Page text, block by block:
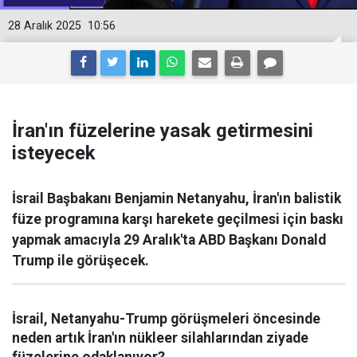
10:56
28 Aralık 2025
İran'ın füzelerine yasak getirmesini
isteyecek
İsrail Başbakanı Benjamin Netanyahu, İran'ın balistik
füze programına karşı harekete geçilmesi için baskı
yapmak amacıyla 29 Aralık'ta ABD Başkanı Donald
Trump ile görüşecek.
İsrail, Netanyahu-Trump görüşmeleri öncesinde
neden artık İran'ın nükleer silahlarından ziyade